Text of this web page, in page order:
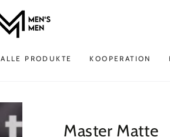
ALLE PRODUKTE KOOPERATION
Master Matte